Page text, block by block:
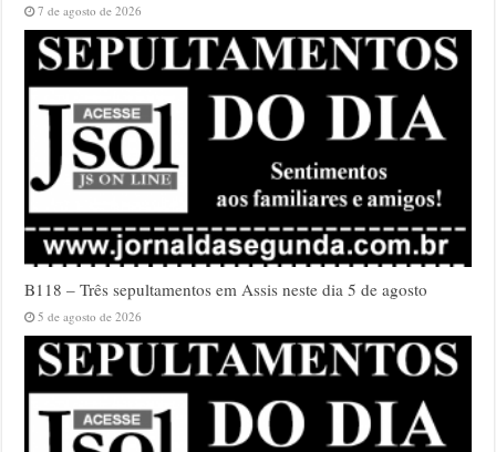
7 de agosto de 2026
B118 – Três sepultamentos em Assis neste dia 5 de agosto
5 de agosto de 2026